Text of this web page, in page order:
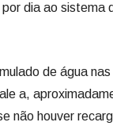
dia ao sistema
de água
a,
não houver